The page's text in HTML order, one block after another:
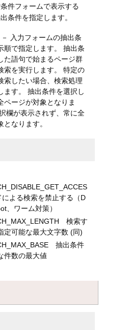
件フォームで表示する
条件を指定します。
入力フォームの抽出条
順で指定します。 抽出条
た語句で始まるページ群
索を実行します。 特定の
索したい場合、検索処理
ます。 抽出条件を選択し
ページが対象となりま
欄が表示されず、常に全
なります。
よる検索を禁止する（D
、ワーム対策）
検索す
定可能な最大文字数 (同)
抽出条件
件数の最大値